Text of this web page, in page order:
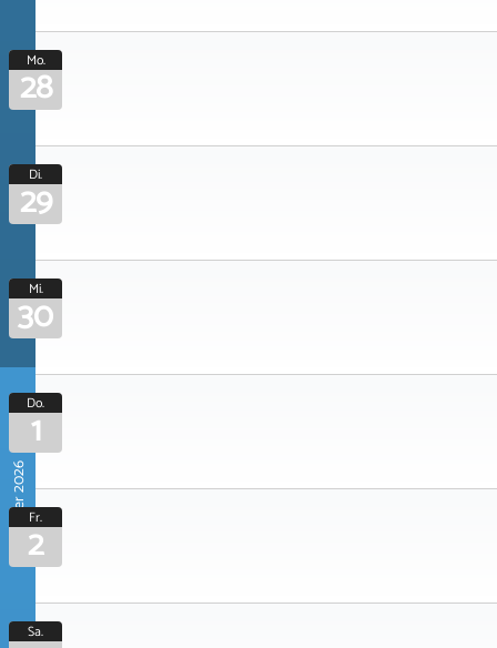
Mo.
28
Di.
29
Mi.
30
Oktober 2026
Do.
1
Fr.
2
Sa.